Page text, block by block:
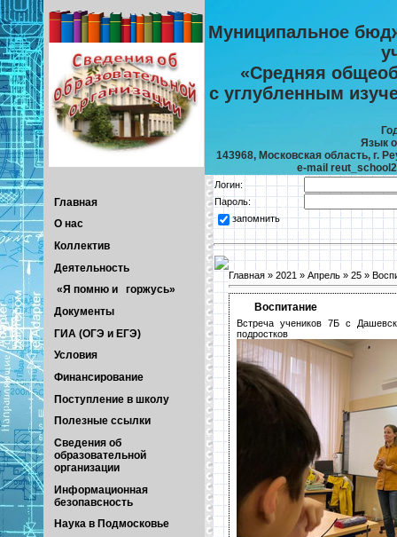
Муниципальное
«Средняя
с углубленным
Язык
143968, Московская область, г.
e-mail
Главная
О нас
Коллектив
Деятельность
«Я помню и горжусь»
Документы
ГИА (ОГЭ и ЕГЭ)
Условия
Финансирование
Поступление в школу
Полезные ссылки
Сведения об
образовательной
организации
Информационная
безопавсность
Наука в Подмосковье
Логин:
Пароль:
запомнить
Главная » 2021 » Апрель » 25 »
Воспитание
Встреча учеников 7Б с
подростков